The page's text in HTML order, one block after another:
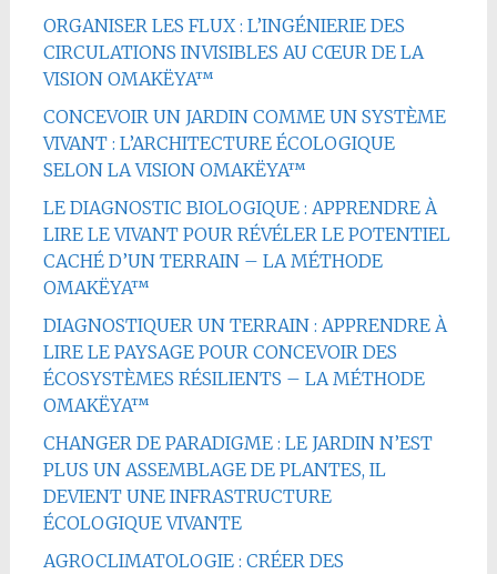
ORGANISER LES FLUX : L’INGÉNIERIE DES
CIRCULATIONS INVISIBLES AU CŒUR DE LA
VISION OMAKËYA™
CONCEVOIR UN JARDIN COMME UN SYSTÈME
VIVANT : L’ARCHITECTURE ÉCOLOGIQUE
SELON LA VISION OMAKËYA™
LE DIAGNOSTIC BIOLOGIQUE : APPRENDRE À
LIRE LE VIVANT POUR RÉVÉLER LE POTENTIEL
CACHÉ D’UN TERRAIN – LA MÉTHODE
OMAKËYA™
DIAGNOSTIQUER UN TERRAIN : APPRENDRE À
LIRE LE PAYSAGE POUR CONCEVOIR DES
ÉCOSYSTÈMES RÉSILIENTS – LA MÉTHODE
OMAKËYA™
CHANGER DE PARADIGME : LE JARDIN N’EST
PLUS UN ASSEMBLAGE DE PLANTES, IL
DEVIENT UNE INFRASTRUCTURE
ÉCOLOGIQUE VIVANTE
AGROCLIMATOLOGIE : CRÉER DES